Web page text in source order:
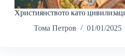
Християнството като
Тома Петров
01/01/2025